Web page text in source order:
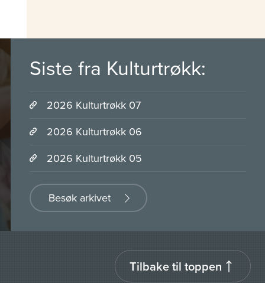
Siste fra Kulturtrøkk:
2026 Kulturtrøkk 07
2026 Kulturtrøkk 06
2026 Kulturtrøkk 05
Besøk arkivet
Tilbake til toppen